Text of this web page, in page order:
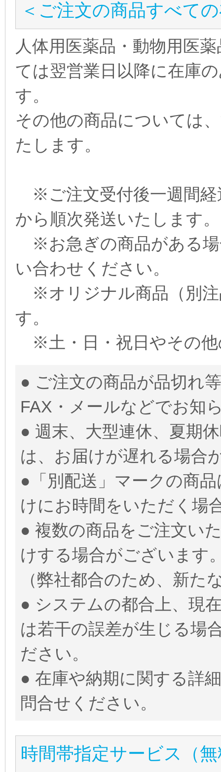
＜ご注文の商品すべて
人体用医薬品・動物用医
ては翌営業日以降に在庫
す。
その他の商品については
たします。
※ご注文受付後一週間経
から順次発送いたします。
※お急ぎの商品がある場
い合わせください。
※オリジナル商品（別注
す。
※土・日・祝日やその他
● ご注文の商品が品切れ
FAX・メールなどでお知
● 週末、大型連休、夏期
は、お届けが遅れる場合
●「別配送」マークの商
けにお時間をいただく場
● 複数の商品をご注文い
けする場合がございます
（弊社都合のため、新た
● システムの都合上、現
は若干の誤差が生じる場
ださい。
● 在庫や納期に関する詳
問合せください。
時間帯指定サービス（